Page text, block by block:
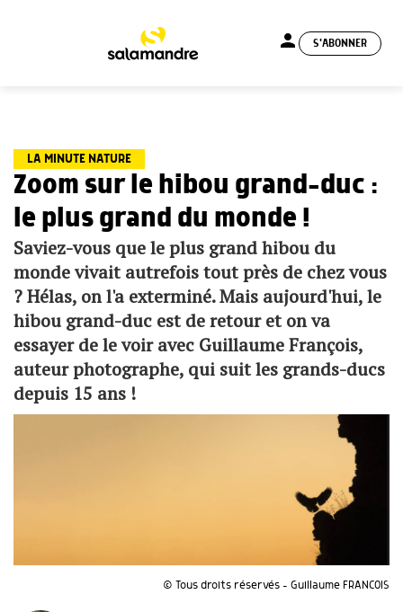
person S'ABONNER
LA MINUTE NATURE
Zoom sur le hibou grand-duc :
le plus grand du monde !
Saviez-vous que le plus grand hibou du
monde vivait autrefois tout près de chez vous
? Hélas, on l'a exterminé. Mais aujourd'hui, le
hibou grand-duc est de retour et on va
essayer de le voir avec Guillaume François,
auteur photographe, qui suit les grands-ducs
depuis 15 ans !
© Tous droits réservés - Guillaume FRANCOIS